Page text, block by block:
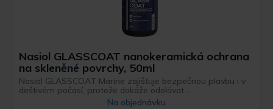
Nasiol GLASSCOAT nanokeramická ochrana
na skleněné povrchy, 50ml
Nasiol GLASSCOAT Marine zajišťuje bezpečnou plavbu i v
deštivém počasí, protože dokáže odolávat ...
Na objednávku